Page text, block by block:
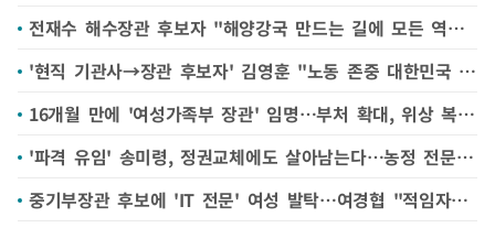
전재수 해수장관 후보자 "해양강국 만드는 길에 모든 역량 쏟을 것"
'현직 기관사→장관 후보자' 김영훈 "노동 존중 대한민국 위해 최선"
16개월 만에 '여성가족부 장관' 임명…부처 확대, 위상 복구 '과제 산적'
'파격 유임' 송미령, 정권교체에도 살아남는다…농정 전문성·옅은 정치색
중기부장관 후보에 'IT 전문' 여성 발탁…여경협 "적임자"(종합)